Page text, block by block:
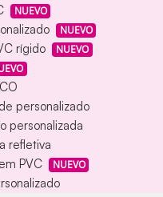
NUEVO
NUEVO
rígido NUEVO
personalizado
personalizada
refletiva
PVC
NUEVO